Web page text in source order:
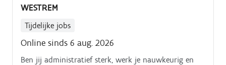
WESTREM
Tijdelijke jobs
Online sinds 6 aug. 2026
Ben jij administratief sterk, werk je nauwkeurig en